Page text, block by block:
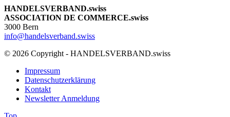
HANDELSVERBAND.swiss
ASSOCIATION DE COMMERCE.swiss
3000 Bern
info@handelsverband.swiss
© 2026 Copyright - HANDELSVERBAND.swiss
Impressum
Datenschutzerklärung
Kontakt
Newsletter Anmeldung